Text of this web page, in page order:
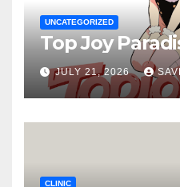
UNCATEGORIZED
Top Joy
JULY 21, 2026
CLINIC